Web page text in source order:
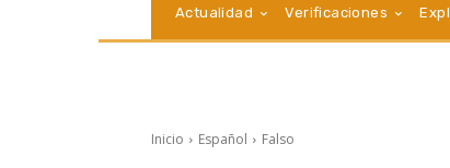
Actualidad Verificaciones
Inicio Español Falso